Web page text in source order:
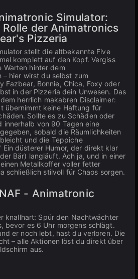
Simulator:
der Animatronics
Pizzeria
stellt die altbekannte Five
komplett auf den Kopf. Vergiss
Warten hinter dem
– hier wirst du selbst zum
Fazbear, Bonnie, Chica, Foxy oder
in der Pizzeria dein Unwesen. Das
herrlich makabren Disclaimer:
übernimmt keine Haftung für
Sollte es zu Schäden oder
innerhalb von 90 Tagen eine
sobald die Räumlichkeiten
und die Teppiche
düsterer Humor, der direkt klar
Bär) langläuft. Ach ja, und in einer
Metallkoffer voller fetter
schließlich stilvoll für Chaos sorgen.
- Animatronic
knallhart: Spür den Nachtwächter
bevor es 6 Uhr morgens schlägt.
er noch lebt, hast du verloren. Die
– alle Aktionen löst du direkt über
aus.